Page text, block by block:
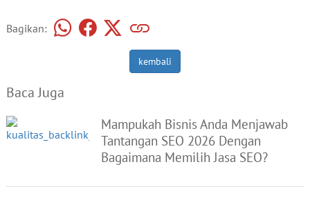
Bagikan:
kembali
Baca Juga
Mampukah Bisnis Anda Menjawab
Tantangan SEO 2026 Dengan
Bagaimana Memilih Jasa SEO?